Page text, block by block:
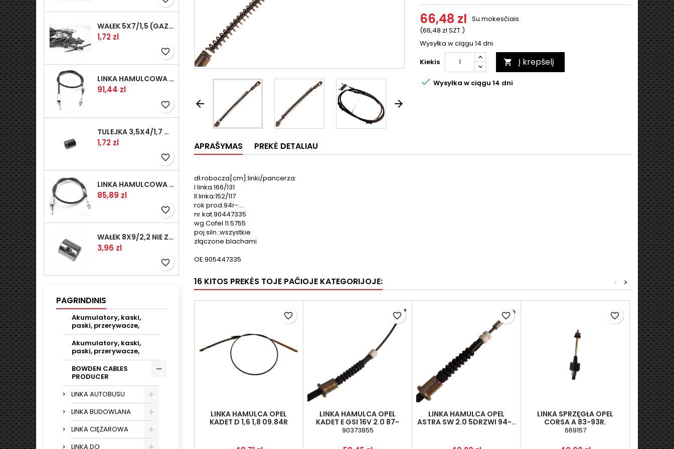
WAŁEK 5X7/1,5 (GAZ WSK)(PR5)
Kaina
1,72 zl
favorite_border
LINKA HAMULCOWA PRZYCZEPY KNOTT 1240/1030 33921-1.11S
Kaina
91,44 zl
favorite_border
TULEJKA 3,5X4/1,7 GAZÓW -OCYNK
Kaina
1,72 zl
favorite_border
LINKA HAMULCOWA PRZYCZEPY KNOTT 1040/830 33921-1.07S
Kaina
85,89 zl
favorite_border
WAŁEK 8X9/2,2 NIE ZAMAWIAĆ
Kaina
3,96 zl
favorite_border
PAGRINDINIS
Akumulatory, kaski,
paski, przerywacze,
Akumulatory, kaski,
paski, przerywacze,
BOWDEN CABLES
PRODUCER
LINKA AUTOBUSU
LINKA BUDOWLANA
LINKA CIĘŻAROWA
LINKA DO
 
66,48 zl
(66,48 zl SZT.)
Su mokesčiais
Wysyłka w ciągu 14 dni
Kiekis
 Į krepšelį
 Wysyłka w ciągu 14 dni
APRAŠYMAS PREKĖ DETALIAU
dł.robocza[cm]:linki/pancerza:
I linka:166/131
II linka:152/117
rok prod.94r-....
nr kat.90447335
wg.Cofel 11.5755
poj.siln.:wszystkie
złączone blachami
OE:905447335
16 KITOS PREKĖS TOJE PAČIOJE KATEGORIJOJE: >
<
LINKA HAMULCA OPEL
KADET D 1,6 1,8 09.84R
favorite_border
LINKA HAMULCA OPEL
KADET E GSI 16V 2.0 87-
90373855
favorite_border
LINKA HAMULCA OPEL
ASTRA SW 2.0 5DRZWI 94-..
favorite_border
LINKA SPRZĘGŁA OPEL
CORSA A 83-93R.
669157
favorite_border
LINKA
ASTRA